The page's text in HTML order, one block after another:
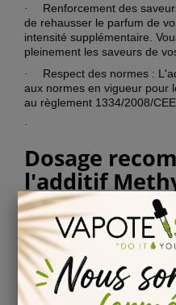
·
Renforcement des
de rehausser le parfum de
intensité supplémentaire.
pleinement les saveurs de
·
Respect des normes :
aux normes en vigueur pour
au règlement 1334/2008/CEE.
·
Dosage
l'additif
Le dosage de l'additif Methyl
préférences personnelles en
est recommandé de
d'ajuster progressivement
souhaité. Voici quelques
guider :
· Dosage standard : Pour